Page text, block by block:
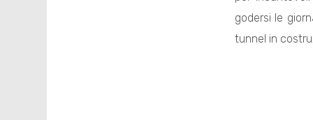
godersi le
tunnel in